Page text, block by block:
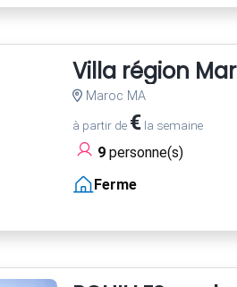
Villa région
Maroc MA
à partir de €la semaine
9personne(s)
Ferme